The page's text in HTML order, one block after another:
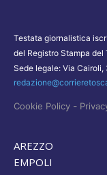
Testata giornalistica
del Registro Stampa
Sede legale: Via
Cookie Policy -
AREZZO
EMPOLI